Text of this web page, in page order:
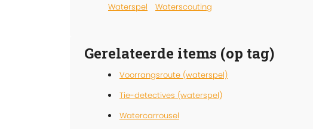
Waterspel
Waterscouting
Gerelateerde items (op tag)
Voorrangsroute (waterspel)
Tie-detectives (waterspel)
Watercarrousel